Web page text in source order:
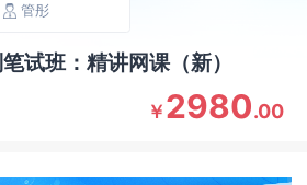
管彤
试班：精讲网课（新）
￥ 2980.00